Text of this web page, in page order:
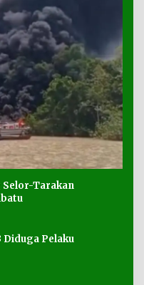
Selor-Tarakan
Diduga Pelaku